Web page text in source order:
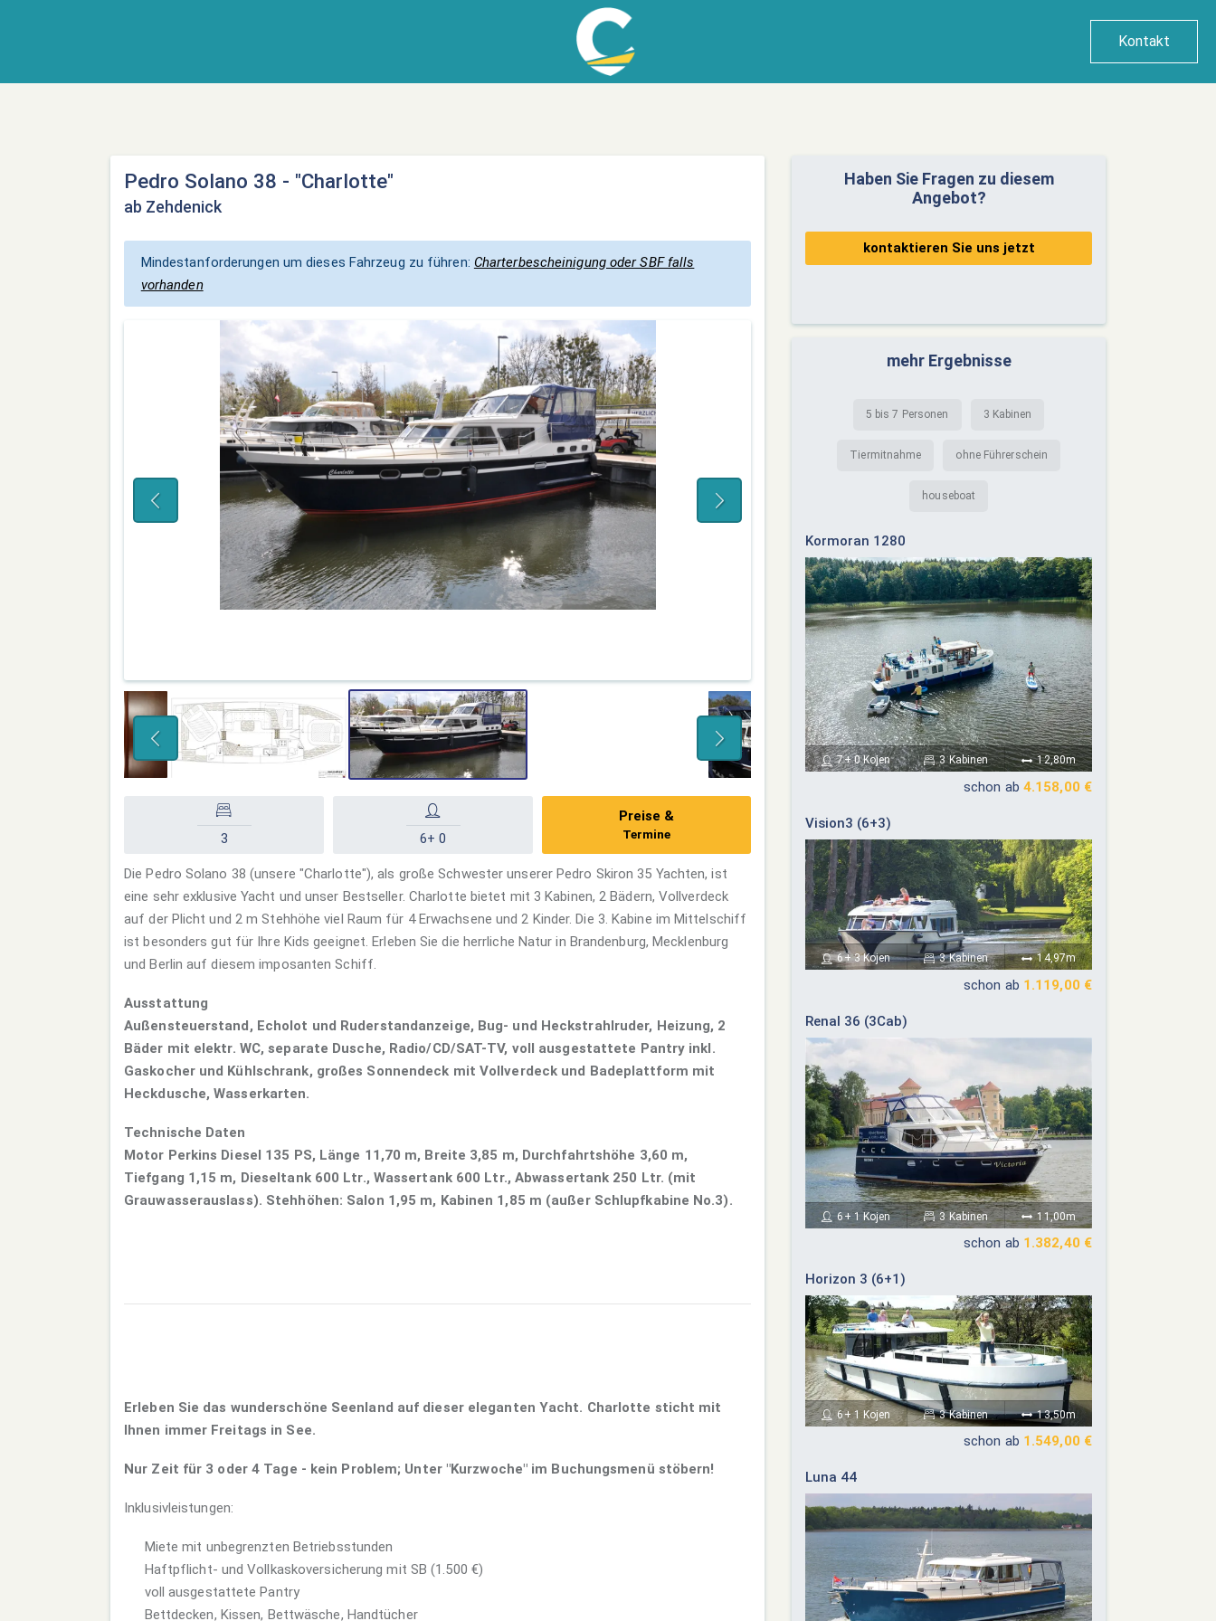
Kontakt
Pedro Solano 38 - "Charlotte"
ab Zehdenick
Mindestanforderungen um dieses Fahrzeug zu führen: Charterbescheinigung oder SBF falls
vorhanden
3 6+ 0
Preise &
Termine
Die Pedro Solano 38 (unsere "Charlotte"), als große Schwester unserer Pedro Skiron 35 Yachten, ist
eine sehr exklusive Yacht und unser Bestseller. Charlotte bietet mit 3 Kabinen, 2 Bädern, Vollverdeck
auf der Plicht und 2 m Stehhöhe viel Raum für 4 Erwachsene und 2 Kinder. Die 3. Kabine im Mittelschiff
ist besonders gut für Ihre Kids geeignet. Erleben Sie die herrliche Natur in Brandenburg, Mecklenburg
und Berlin auf diesem imposanten Schiff.
Ausstattung
Außensteuerstand, Echolot und Ruderstandanzeige, Bug- und Heckstrahlruder, Heizung, 2
Bäder mit elektr. WC, separate Dusche, Radio/CD/SAT-TV, voll ausgestattete Pantry inkl.
Gaskocher und Kühlschrank, großes Sonnendeck mit Vollverdeck und Badeplattform mit
Heckdusche, Wasserkarten.
Technische Daten
Motor Perkins Diesel 135 PS, Länge 11,70 m, Breite 3,85 m, Durchfahrtshöhe 3,60 m,
Tiefgang 1,15 m, Dieseltank 600 Ltr., Wassertank 600 Ltr., Abwassertank 250 Ltr. (mit
Grauwasserauslass). Stehhöhen: Salon 1,95 m, Kabinen 1,85 m (außer Schlupfkabine No.3).
Erleben Sie das wunderschöne Seenland auf dieser eleganten Yacht. Charlotte sticht mit
Ihnen immer Freitags in See.
Nur Zeit für 3 oder 4 Tage - kein Problem; Unter "Kurzwoche" im Buchungsmenü stöbern!
Inklusivleistungen:
Miete mit unbegrenzten Betriebsstunden
Haftpflicht- und Vollkaskoversicherung mit SB (1.500 €)
voll ausgestattete Pantry
Bettdecken, Kissen, Bettwäsche, Handtücher
Haben Sie Fragen zu diesem
Angebot?
kontaktieren Sie uns jetzt
mehr Ergebnisse
5 bis 7 Personen 3 Kabinen
Tiermitnahme ohne Führerschein
houseboat
Kormoran 1280
7+ 0 Kojen 3 Kabinen 12,80m
schon ab 4.158,00 €
Vision3 (6+3)
6+ 3 Kojen 3 Kabinen 14,97m
schon ab 1.119,00 €
Renal 36 (3Cab)
6+ 1 Kojen 3 Kabinen 11,00m
schon ab 1.382,40 €
Horizon 3 (6+1)
6+ 1 Kojen 3 Kabinen 13,50m
schon ab 1.549,00 €
Luna 44